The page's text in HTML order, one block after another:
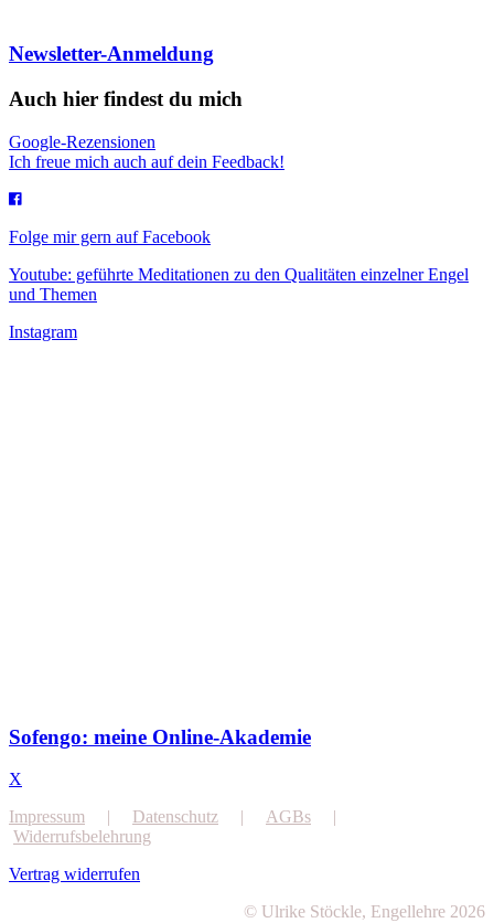
Newsletter-Anmeldung
Auch hier findest du mich
Google-Rezensionen
Ich freue mich auch auf dein Feedback!
Folge mir gern auf Facebook
Youtube: geführte Meditationen zu den Qualitäten einzelner Engel
und Themen
Instagram
Sofengo: meine Online-Akademie
X
Impressum | Datenschutz | AGBs |
Widerrufsbelehrung
Vertrag widerrufen
© Ulrike Stöckle, Engellehre 2026